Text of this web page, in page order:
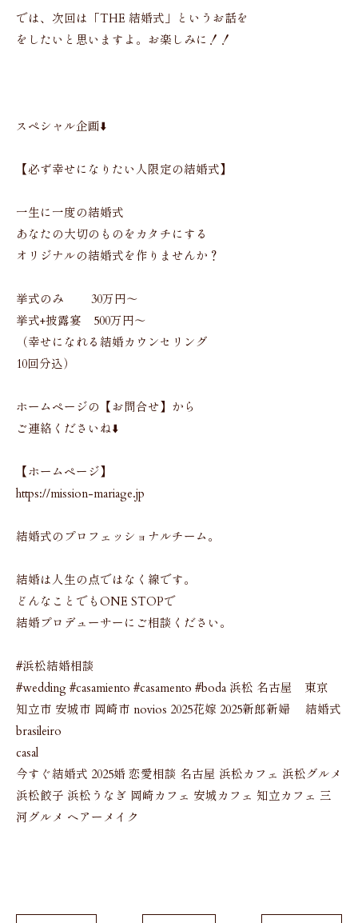
では、次回は「THE 結婚式」というお話を
をしたいと思いますよ。お楽しみに！！
スペシャル企画⬇️
【必ず幸せになりたい人限定の結婚式】
一生に一度の結婚式
あなたの大切のものをカタチにする
オリジナルの結婚式を作りませんか？
挙式のみ 30万円〜
挙式+披露宴 500万円〜
（幸せになれる結婚カウンセリング
10回分込）
ホームページの【お問合せ】から
ご連絡くださいね⬇️
【ホームページ】
https://mission-mariage.jp
結婚式のプロフェッショナルチーム。
結婚は人生の点ではなく線です。
どんなことでもONE STOPで
結婚プロデューサーにご相談ください。
#浜松結婚相談
#wedding #casamiento #casamento #boda 浜松 名古屋 東京
知立市 安城市 岡崎市 novios 2025花嫁 2025新郎新婦 結婚式
brasileiro
casal
今すぐ結婚式 2025婚 恋愛相談 名古屋 浜松カフェ 浜松グルメ
浜松餃子 浜松うなぎ 岡崎カフェ 安城カフェ 知立カフェ 三
河グルメ ヘアーメイク